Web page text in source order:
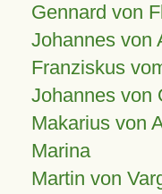
Gennard von
Johannes von
Franziskus
Johannes von
Makarius von
Marina
Martin von